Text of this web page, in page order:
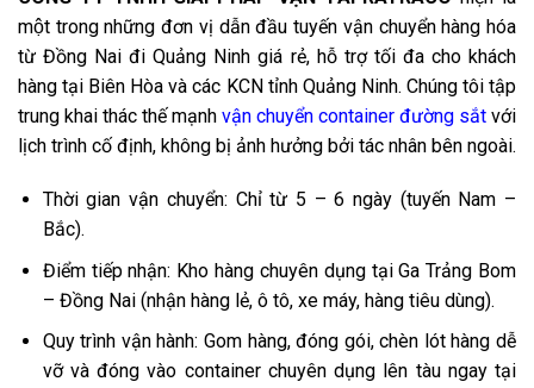
một trong những đơn vị dẫn đầu tuyến vận chuyển hàng hóa
từ Đồng Nai đi Quảng Ninh giá rẻ, hỗ trợ tối đa cho khách
hàng tại Biên Hòa và các KCN tỉnh Quảng Ninh. Chúng tôi tập
trung khai thác thế mạnh vận chuyển container đường sắt với
lịch trình cố định, không bị ảnh hưởng bởi tác nhân bên ngoài.
Thời gian vận chuyển: Chỉ từ 5 – 6 ngày (tuyến Nam –
Bắc).
Điểm tiếp nhận: Kho hàng chuyên dụng tại Ga Trảng Bom
– Đồng Nai (nhận hàng lẻ, ô tô, xe máy, hàng tiêu dùng).
Quy trình vận hành: Gom hàng, đóng gói, chèn lót hàng dễ
vỡ và đóng vào container chuyên dụng lên tàu ngay tại